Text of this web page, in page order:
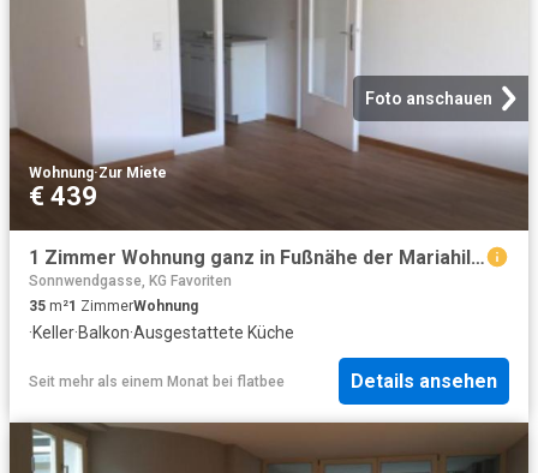
Foto anschauen
Wohnung·Zur Miete
€ 439
1 Zimmer Wohnung ganz in Fußnähe der Mariahilferstraße
Sonnwendgasse, KG Favoriten
35 m²1 ZimmerWohnung
·Keller·Balkon·Ausgestattete Küche
Seit mehr als einem Monat bei flatbee Details ansehen